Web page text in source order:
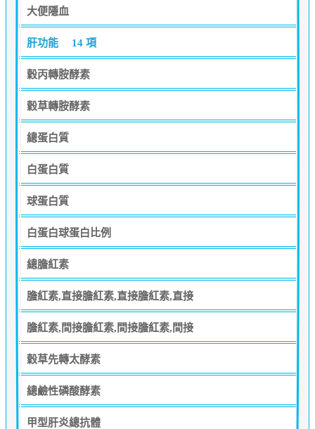
大便隱血
肝功能 14 項
穀丙轉胺酵素
穀草轉胺酵素
總蛋白質
白蛋白質
球蛋白質
白蛋白球蛋白比例
總膽紅素
膽紅素,直接膽紅素,直接膽紅素,直接
膽紅素,間接膽紅素,間接膽紅素,間接
穀草先轉太酵素
總鹼性磷酸酵素
甲型肝炎總抗體